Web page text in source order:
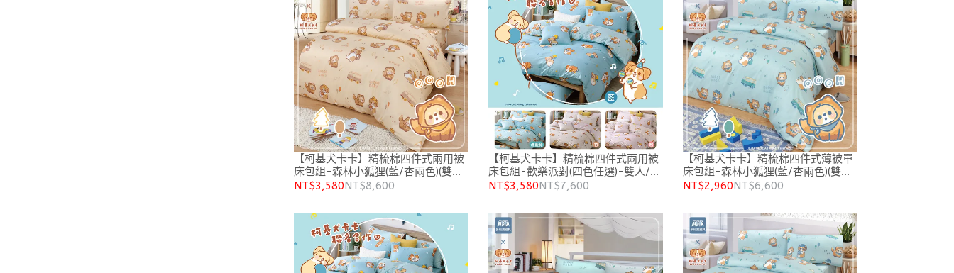
【柯基犬卡卡】精梳棉四件式兩用被
床包組-森林小狐狸(藍/杏兩色)(雙人/
加大)
NT$3,580NT$8,600
【柯基犬卡卡】精梳棉四件式兩用被
床包組-歡樂派對(四色任選)-雙人/雙
人加大
NT$3,580NT$7,600
【柯基犬卡卡】精梳棉四件式薄被單
床包組-森林小狐狸(藍/杏兩色)(雙人/
加大)
NT$2,960NT$6,600